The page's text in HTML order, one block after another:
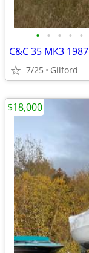
• • • • •
C&C 35 MK3 1987
7/25 Gilford
$18,000